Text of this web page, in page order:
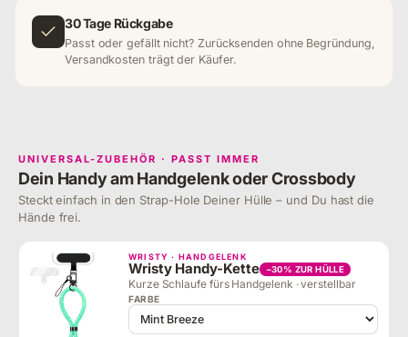
30 Tage Rückgabe
Passt oder gefällt nicht? Zurücksenden ohne Begründung,
Versandkosten trägt der Käufer.
UNIVERSAL-ZUBEHÖR · PASST IMMER
Dein Handy am Handgelenk oder Crossbody
Steckt einfach in den Strap-Hole Deiner Hülle – und Du hast die
Hände frei.
WRISTY · HANDGELENK
Wristy Handy-Kette −30% ZUR HÜLLE
Kurze Schlaufe fürs Handgelenk · verstellbar
FARBE